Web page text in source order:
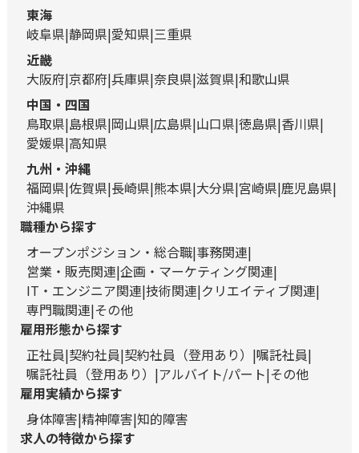
東海
岐阜県 静岡県 愛知県 三重県
近畿
大阪府 京都府 兵庫県 奈良県 滋賀県 和歌山県
中国・四国
鳥取県 島根県 岡山県 広島県 山口県 徳島県 香川県
愛媛県 高知県
九州・沖縄
福岡県 佐賀県 長崎県 熊本県 大分県 宮崎県 鹿児島県
沖縄県
職種から探す
オープンポジション・総合職 事務関連
営業・販売関連 企画・マーケティング関連
IT・エンジニア関連 技術関連 クリエイティブ関連
専門職関連 その他
雇用形態から探す
正社員 契約社員 契約社員（登用あり）
嘱託社員
嘱託社員（登用あり）
アルバイト/パート その他
雇用実績から探す
身体障害 精神障害 知的障害
求人の特徴から探す